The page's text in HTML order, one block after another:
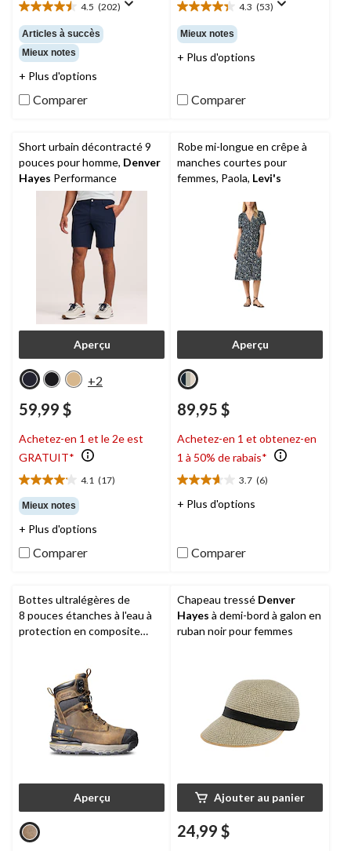
4.5 (202)
4.5
étoile(s)
sur
5.
202
Articles à succès
Mieux notes
+ Plus d'options
Comparer
4.3 (53)
4.3
étoile(s)
sur
5.
Mieux notes
+ Plus d'options
Comparer
Short urbain décontracté 9
pouces pour homme, Denver
Hayes Performance
Aperçu
+2
59,99 $
Achetez-en 1 et le 2e est
GRATUIT*
4.1 (17)
4.1
étoile(s)
sur
5.
17
évaluations
Mieux notes
+ Plus d'options
Comparer
Robe mi-longue en crêpe à
manches courtes pour
femmes, Paola, Levi's
Aperçu
89,95 $
Achetez-en 1 et obtenez-en
1 à 50% de rabais*
3.7 (6)
3.7
étoile(s)
6
évaluations
+ Plus d'options
Comparer
Bottes ultralégères de
8 pouces étanches à l'eau à
protection en composite
Aperçu
Chapeau tressé Denver
Hayes à demi-bord à galon en
ruban noir pour femmes
Ajouter au panier
24,99 $